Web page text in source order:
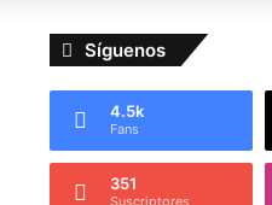
Síguenos
4.5k
Fans
351
Suscriptores